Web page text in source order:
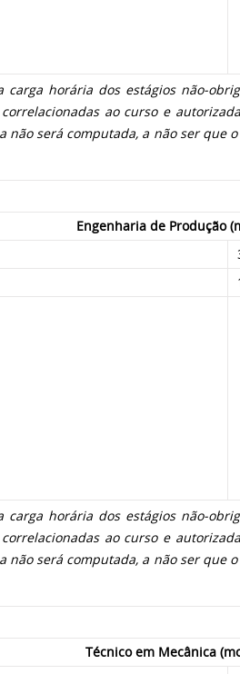
horária dos estágios não-
ao curso e
será computada, a não ser que
Engenharia de Produção
horária dos estágios não-
ao curso e
será computada, a não ser que
Técnico em Mecânica